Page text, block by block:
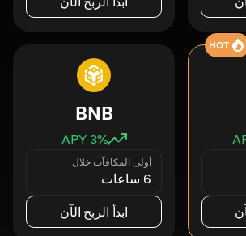
HOT
BNB
3% APY
أولى المكافآت خلال
6 ساعات
ابدأ الربح الآن